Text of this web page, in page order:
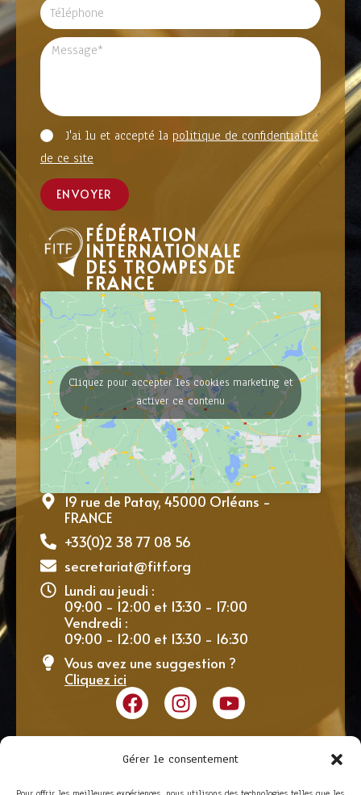
Gérer le consentement
J'ai lu et accepté la politique de confidentialité
de ce site
ENVOYER
FÉDÉRATION
INTERNATIONALE
DES TROMPES DE
FRANCE
Cliquez pour accepter les cookies marketing et
activer ce contenu
19 rue de Patay, 45000 Orléans -
FRANCE
+33(0)2 38 77 08 56
secretariat@fitf.org
Lundi au jeudi :
09:00 - 12:00 et 13:30 - 17:00
Vendredi :
09:00 - 12:00 et 13:30 - 16:30
Vous avez une suggestion ?
Cliquez ici